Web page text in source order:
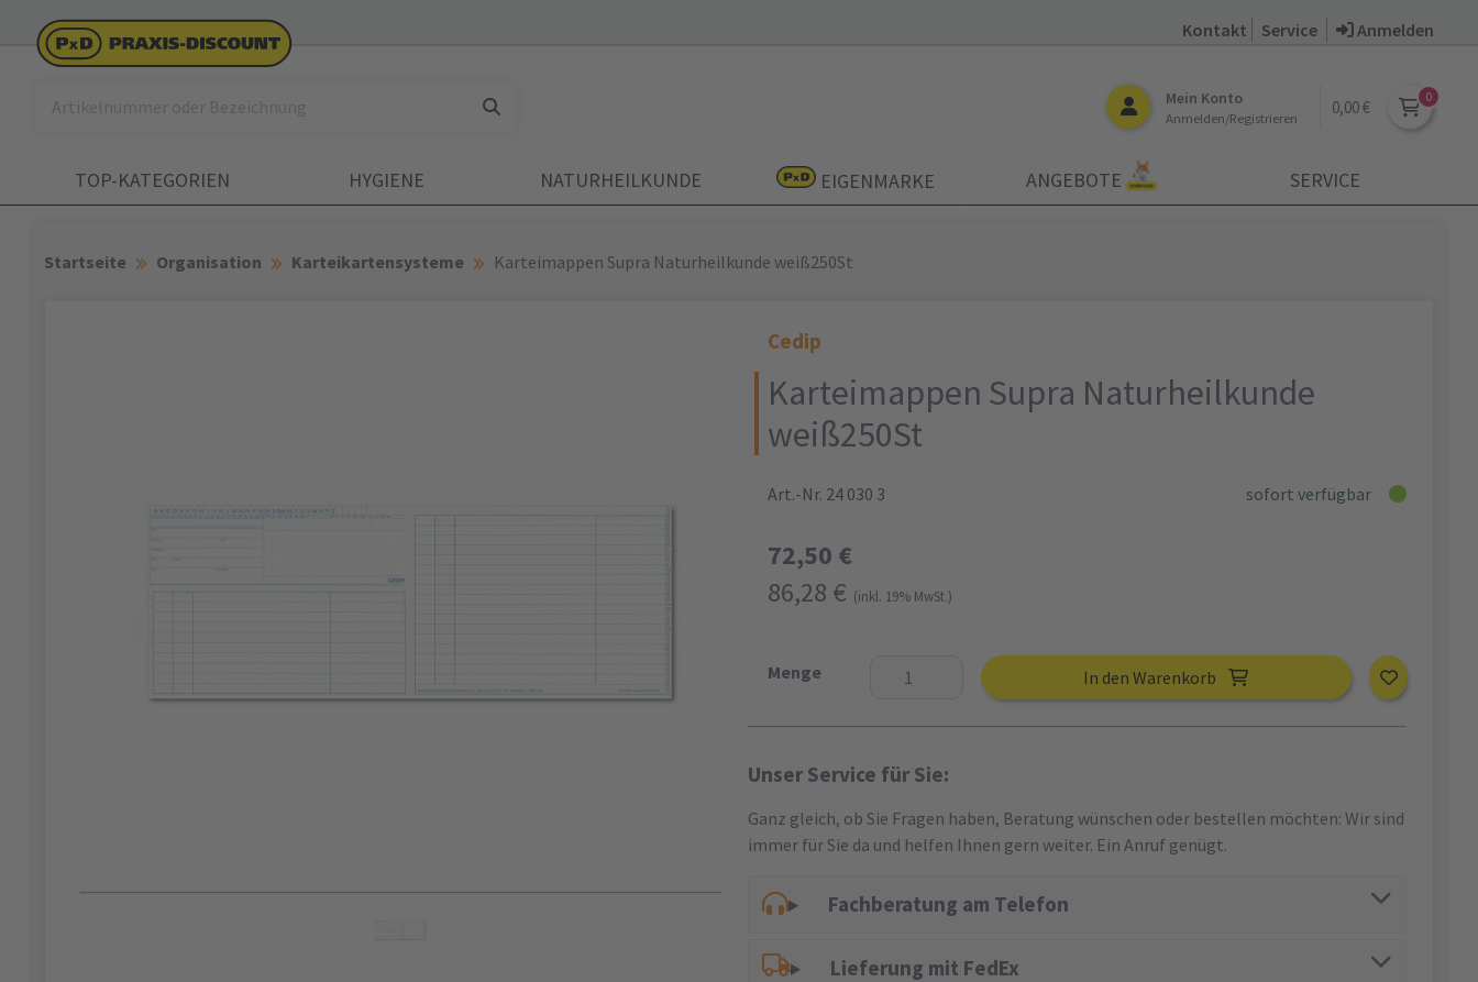
Kontakt Service Anmelden
Mein Konto
Anmelden/Registrieren
0,00 €
TOP-KATEGORIEN HYGIENE NATURHEILKUNDE EIGENMARKE ANGEBOTE SERVICE
Startseite Organisation Karteikartensysteme Karteimappen Supra Naturheilkunde weiß250St
Cedip
Karteimappen Supra Naturheilkunde
weiß250St
Art.-Nr. 24 030 3 sofort verfügbar
72,50 €
86,28 € (inkl. 19% MwSt.)
Menge In den Warenkorb
Unser Service für Sie:
Ganz gleich, ob Sie Fragen haben, Beratung wünschen oder bestellen möchten: Wir sind
immer für Sie da und helfen Ihnen gern weiter. Ein Anruf genügt.
Fachberatung am Telefon
Lieferung mit FedEx